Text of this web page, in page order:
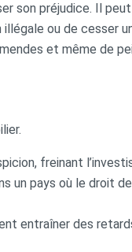
son préjudice. Il
ou de cesser
et même de
freinant
un pays où le droit
entraîner des